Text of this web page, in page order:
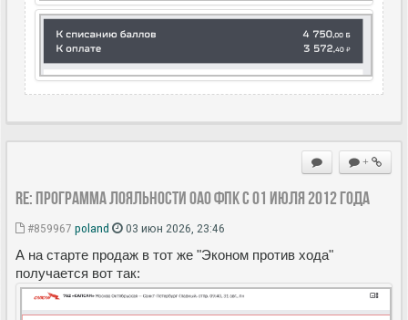
+
Re: Программа лояльности ОАО ФПК с 01 июля 2012 года
#859967 poland 03 июн 2026, 23:46
А на старте продаж в тот же "Эконом против хода"
получается вот так: